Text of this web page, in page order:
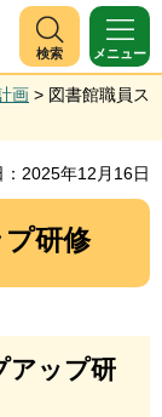
検索 メニュー
画 > 図書館職員ス
：2025年12月16日
研修
アップ研